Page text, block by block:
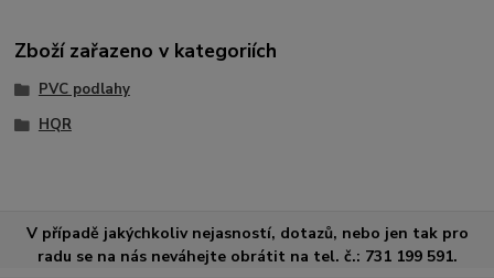
Zboží zařazeno v kategoriích
PVC podlahy
HQR
V případě jakýchkoliv nejasností, dotazů, nebo jen tak pro
radu se na nás neváhejte obrátit na tel. č.: 731 199 591.